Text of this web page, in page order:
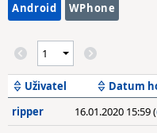
Android WPhone
Uživatel Datum
ripper
16.01.2020 15:59 (